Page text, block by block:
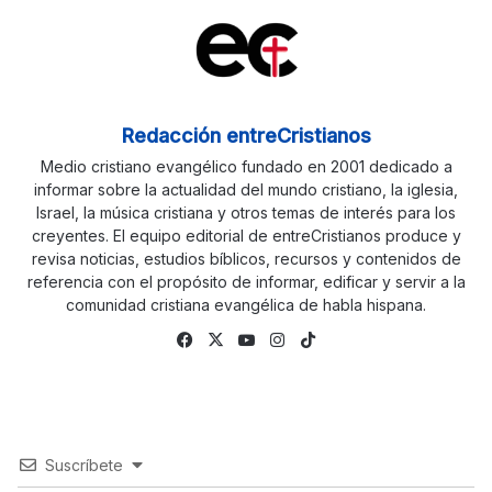
Redacción entreCristianos
Medio cristiano evangélico fundado en 2001 dedicado a
informar sobre la actualidad del mundo cristiano, la iglesia,
Israel, la música cristiana y otros temas de interés para los
creyentes. El equipo editorial de entreCristianos produce y
revisa noticias, estudios bíblicos, recursos y contenidos de
referencia con el propósito de informar, edificar y servir a la
comunidad cristiana evangélica de habla hispana.
Facebook
X YouTubeInstagram
Suscríbete